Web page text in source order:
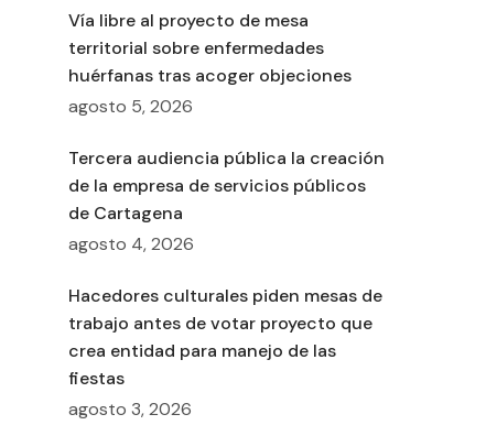
Vía libre al proyecto de mesa
territorial sobre enfermedades
huérfanas tras acoger objeciones
agosto 5, 2026
Tercera audiencia pública la creación
de la empresa de servicios públicos
de Cartagena
agosto 4, 2026
Hacedores culturales piden mesas de
trabajo antes de votar proyecto que
crea entidad para manejo de las
fiestas
agosto 3, 2026